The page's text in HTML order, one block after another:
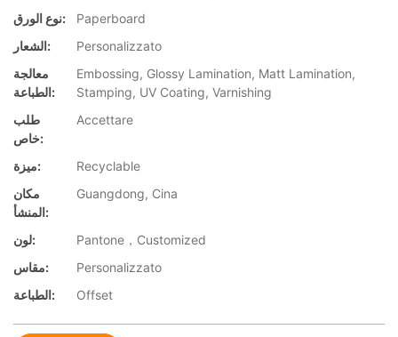
نوع الورق:
Paperboard
الشعار:
Personalizzato
معالجة
الطباعة:
Embossing, Glossy Lamination, Matt Lamination,
Stamping, UV Coating, Varnishing
طلب
خاص:
Accettare
ميزة:
Recyclable
مكان
المنشأ:
Guangdong, Cina
لون:
Pantone，Customized
مقاس:
Personalizzato
الطباعة:
Offset